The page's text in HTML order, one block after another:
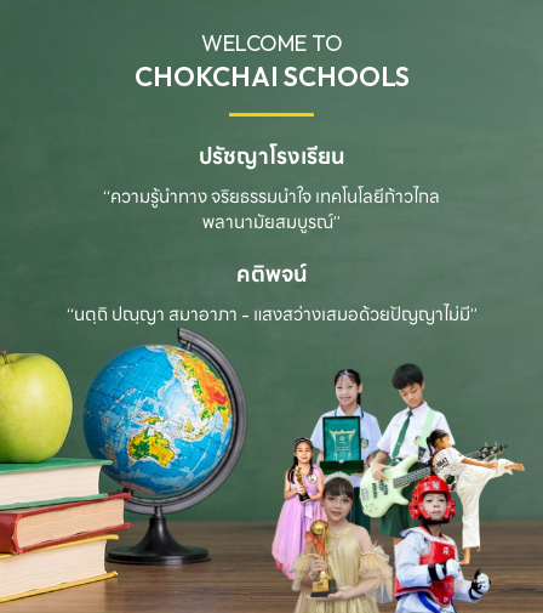
WELCOME TO
CHOKCHAI SCHOOLS
ปรัชญาโรงเรียน
“ความรู้นำทาง จริยธรรมนำใจ เทคโนโลยีก้าวไกล
พลานามัยสมบูรณ์”
คติพจน์
“นตฺถิ ปณฺญา สมาอาภา - แสงสว่างเสมอด้วยปัญญาไม่มี”